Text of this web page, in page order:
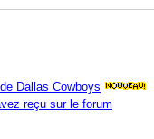
Dallas Cowboys
reçu sur le forum